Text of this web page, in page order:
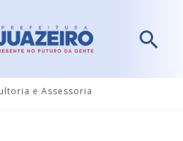
e Assessoria